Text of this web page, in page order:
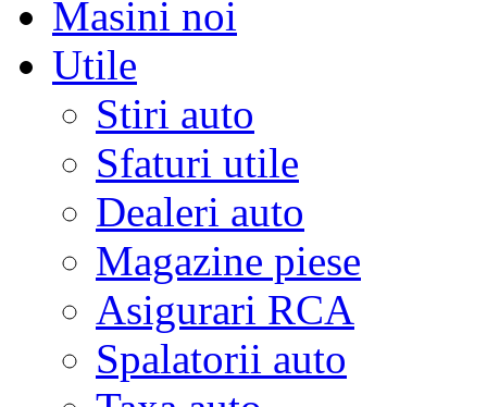
Masini noi
Utile
Stiri auto
Sfaturi utile
Dealeri auto
Magazine piese
Asigurari RCA
Spalatorii auto